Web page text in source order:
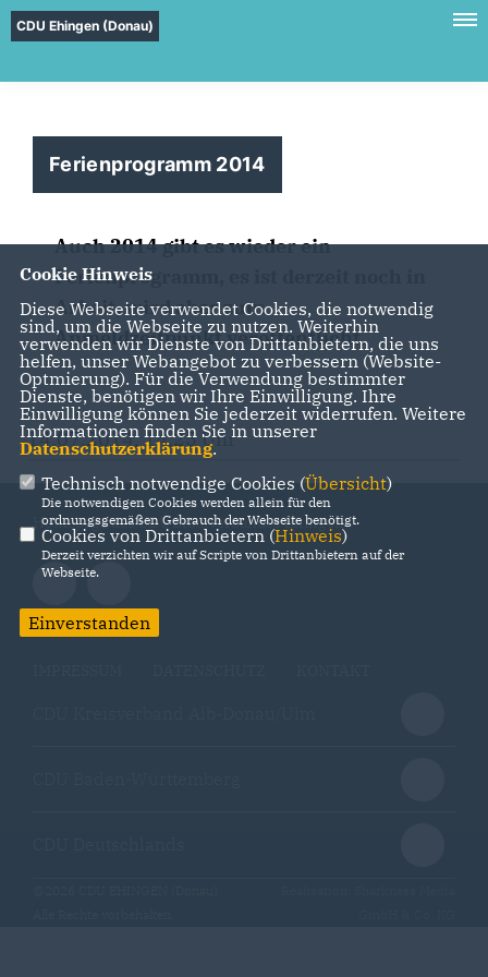
CDU Ehingen (Donau)
Ferienprogramm 2014
Auch 2014 gibt es wieder ein
Ferienprogramm, es ist derzeit noch in
Arbeit, wird aber zum
Anmeldzeitpunkt veröffentlicht.
14.07.2014, 14:25 Uhr
Homepage des CDU Stadtverbandes Ehingen
Cookie Hinweis
Diese Webseite verwendet Cookies, die notwendig
sind, um die Webseite zu nutzen. Weiterhin
verwenden wir Dienste von Drittanbietern, die uns
helfen, unser Webangebot zu verbessern (Website-
Optmierung). Für die Verwendung bestimmter
Dienste, benötigen wir Ihre Einwilligung. Ihre
Einwilligung können Sie jederzeit widerrufen. Weitere
Informationen finden Sie in unserer
Datenschutzerklärung.
Technisch notwendige Cookies (Übersicht)
Die notwendigen Cookies werden allein für den
ordnungsgemäßen Gebrauch der Webseite benötigt.
Cookies von Drittanbietern (Hinweis)
Derzeit verzichten wir auf Scripte von Drittanbietern auf der
Webseite.
Einverstanden